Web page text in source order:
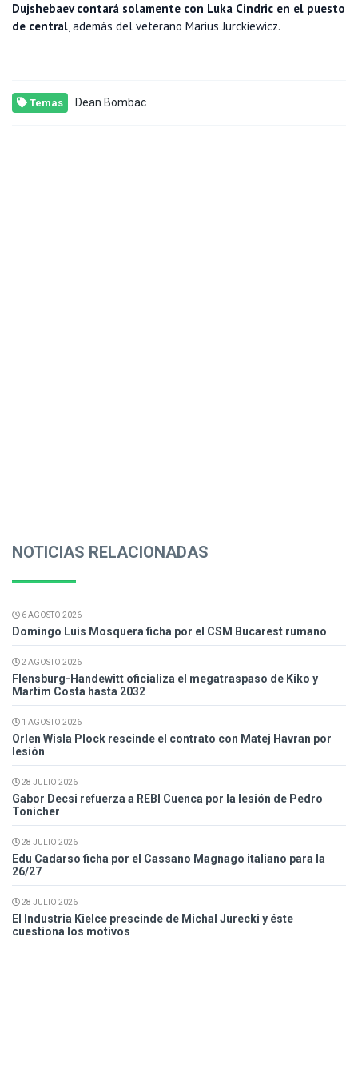
Dujshebaev contará solamente con Luka Cindric en el puesto
de central, además del veterano Marius Jurckiewicz.
Temas Dean Bombac
NOTICIAS RELACIONADAS
6 AGOSTO 2026
Domingo Luis Mosquera ficha por el CSM Bucarest rumano
2 AGOSTO 2026
Flensburg-Handewitt oficializa el megatraspaso de Kiko y
Martim Costa hasta 2032
1 AGOSTO 2026
Orlen Wisla Plock rescinde el contrato con Matej Havran por
lesión
28 JULIO 2026
Gabor Decsi refuerza a REBI Cuenca por la lesión de Pedro
Tonicher
28 JULIO 2026
Edu Cadarso ficha por el Cassano Magnago italiano para la
26/27
28 JULIO 2026
El Industria Kielce prescinde de Michal Jurecki y éste
cuestiona los motivos